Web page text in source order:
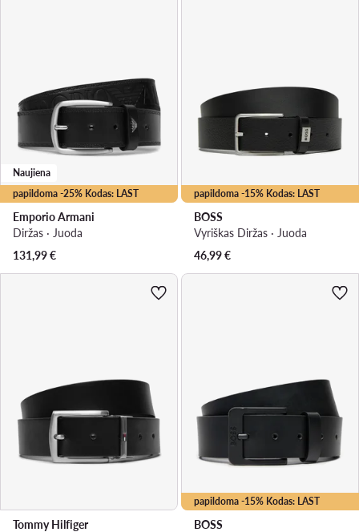
papildoma -25% Kodas: LAST
Naujiena
Emporio Armani
Diržas · Juoda
131,99€
papildoma -15% Kodas: LAST
BOSS
Vyriškas Diržas · Juoda
46,99€
Tommy Hilfiger
papildoma -15% Kodas: LAST
BOSS